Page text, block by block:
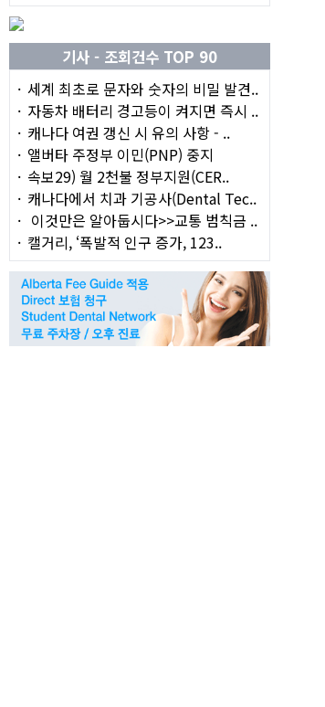
기사 - 조회건수 TOP 90
세계 최초로 문자와 숫자의 비밀 발견..
자동차 배터리 경고등이 켜지면 즉시 ..
캐나다 여권 갱신 시 유의 사항 - ..
앨버타 주정부 이민(PNP) 중지
속보29) 월 2천불 정부지원(CER..
캐나다에서 치과 기공사(Dental Tec..
이것만은 알아둡시다>>교통 범칙금 ..
캘거리, ‘폭발적 인구 증가, 123..